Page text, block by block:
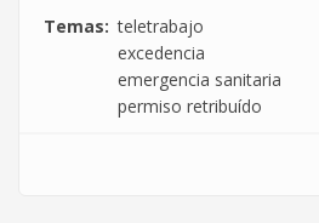
Temas
teletrabajo
excedencia
emergencia sanitaria
permiso retribuído